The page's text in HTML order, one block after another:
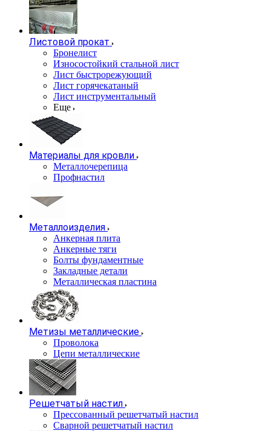
Листовой прокат
Бронелист
Износостойкий стальной лист
Лист быстрорежующий
Лист горячекатаный
Лист инструментальный
Еще
Материалы для кровли
Металлочерепица
Профнастил
Металлоизделия
Анкерная плита
Анкерные тяги
Болты фундаментные
Закладные детали
Металлическая пластина
Метизы металлические
Проволока
Цепи металлические
Решетчатый настил
Прессованный решетчатый настил
Сварной решетчатый настил